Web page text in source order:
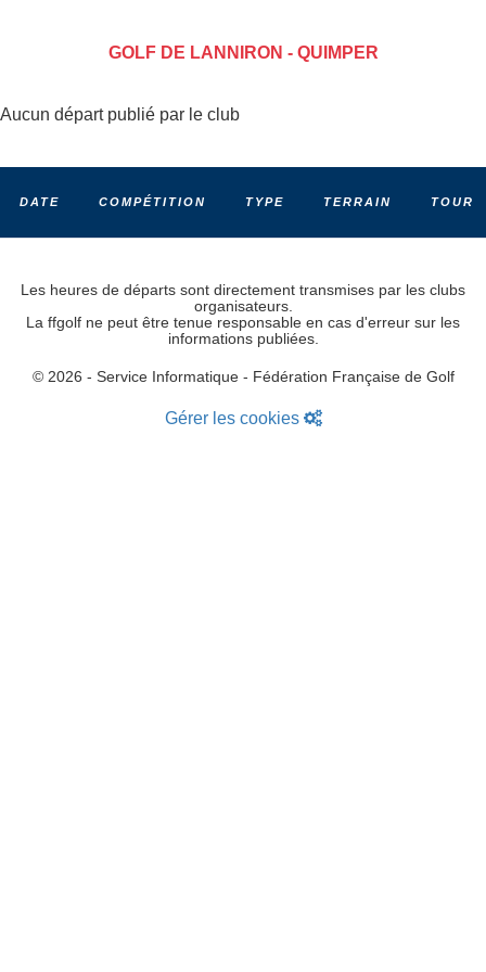
GOLF DE LANNIRON - QUIMPER
Aucun départ publié par le club
DATE COMPÉTITION TYPE TERRAIN TOUR
Les heures de départs sont directement transmises par les clubs
organisateurs.
La ffgolf ne peut être tenue responsable en cas d'erreur sur les
informations publiées.
© 2026 - Service Informatique - Fédération Française de Golf
Gérer les cookies